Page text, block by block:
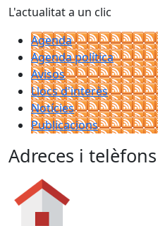
L'actualitat a un clic
Agenda
Agenda política
Avisos
Llocs d'interès
Notícies
Publicacions
Adreces i telèfons